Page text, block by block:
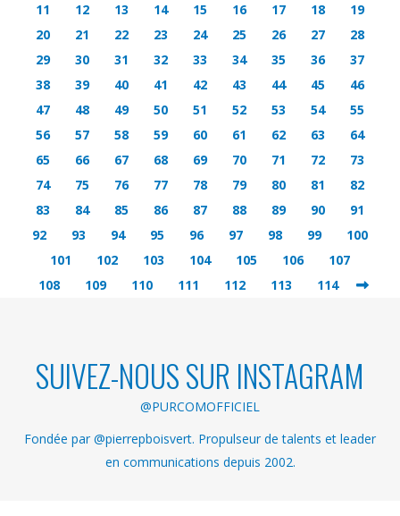
11
12 13 14 15 16 17 18
19
20
21 22 23 24 25 26 27
28
29
30 31 32 33 34 35 36
37
38
39 40 41 42 43 44 45
46
47
48 49 50 51 52 53 54
55
56
57 58 59 60 61 62 63
64
65
66 67 68 69 70 71 72
73
74
75 76 77 78 79 80 81
82
83
84 85 86 87 88 89 90
91
92
93 94 95 96 97 98 99
100
101
102 103 104 105 106
107
108
109 110 111 112 113 114
SUIVEZ-NOUS SUR INSTAGRAM
@PURCOMOFFICIEL
Fondée par @pierrepboisvert. Propulseur de talents et leader
en communications depuis 2002.